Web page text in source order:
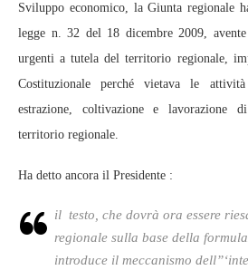
Sviluppo economico, la Giunta regionale
legge n. 32 del 18 dicembre 2009,
urgenti a tutela del territorio regionale,
Costituzionale perché vietava le
estrazione, coltivazione e lavorazione
territorio regionale.
Ha detto ancora il Presidente :
il testo, che dovrà ora essere
regionale sulla base della
introduce il meccanismo